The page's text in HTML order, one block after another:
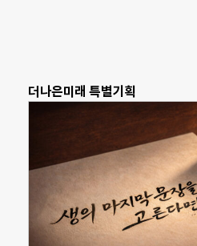
더나은미래 특별기획